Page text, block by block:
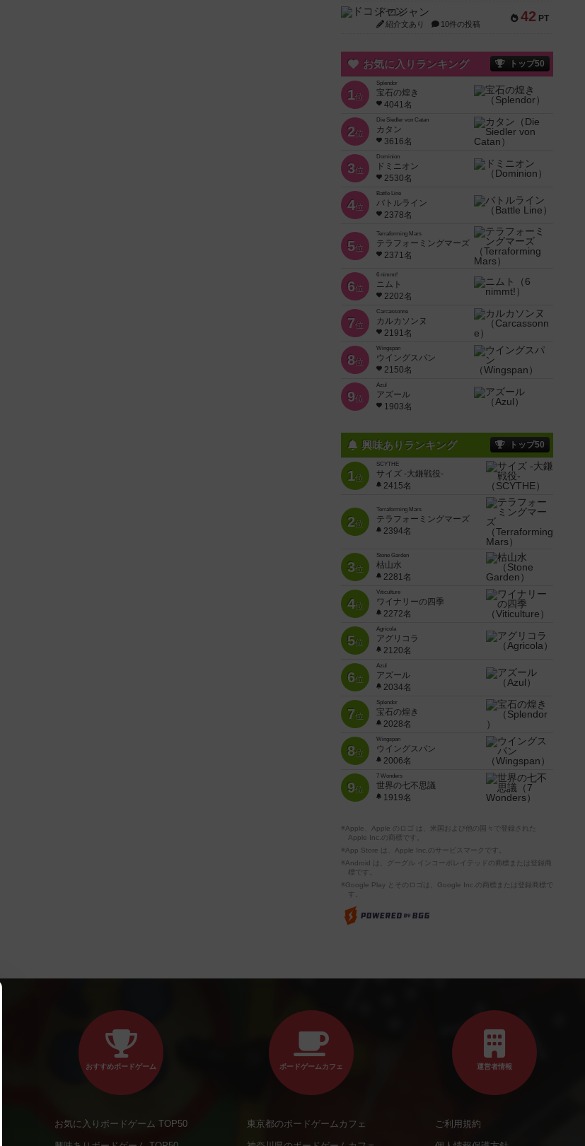
42 PT
ドコジャン
紹介文あり 10件の投稿
お気に入りランキング トップ50
1位
Splendor
宝石の煌き
4041名
2位
Die Siedler von Catan
カタン
3616名
3位
Dominion
ドミニオン
2530名
4位
Battle Line
バトルライン
2378名
5位
Terraforming Mars
テラフォーミングマーズ
2371名
6位
6 nimmt!
ニムト
2202名
7位
Carcassonne
カルカソンヌ
2191名
8位
Wingspan
ウイングスパン
2150名
9位
Azul
アズール
1903名
興味ありランキング トップ50
1位
SCYTHE
サイズ -大鎌戦役-
2415名
2位
Terraforming Mars
テラフォーミングマーズ
2394名
3位
Stone Garden
枯山水
2281名
4位
Viticulture
ワイナリーの四季
2272名
5位
Agricola
アグリコラ
2120名
6位
Azul
アズール
2034名
7位
Splendor
宝石の煌き
2028名
8位
Wingspan
ウイングスパン
2006名
9位
7 Wonders
世界の七不思議
1919名
※Apple、Apple のロゴ は、米国および他の国々で登録された
Apple Inc.の商標です。
※App Store は、Apple Inc.のサービスマークです。
※Android は、グーグル インコーポレイテッドの商標または登録商
標です。
※Google Play とそのロゴは、Google Inc.の商標または登録商標で
す。
おすすめボードゲーム
お気に入りボードゲーム TOP50
ボードゲームカフェ
東京都のボードゲームカフェ
運営者情報
ご利用規約